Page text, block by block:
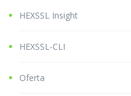
HEXSSL Insight
HEXSSL-CLI
Oferta